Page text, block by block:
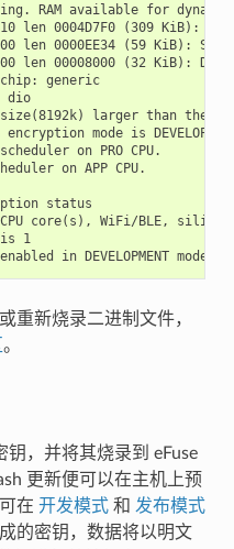
RAM available for
len 0004D7F0 (309 KiB): D/
0000EE34 (59 KiB): STACK/
len 00008000 (32 KiB): DRAM
generic
dio
larger than the
mode is
on PRO CPU.
on APP CPU.
status
core(s), WiFi/BLE,
is 1
重新烧录二进制文件，
。
钥，并将其烧录到 eFuse
更新便可以在主机上预
在 开发模式和 发布模式
的密钥，数据将以明文